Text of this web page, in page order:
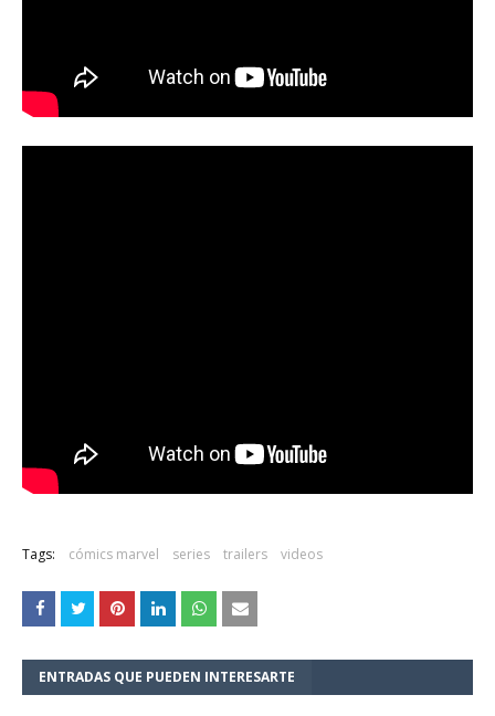
Tags: cómics marvel series trailers videos
ENTRADAS QUE PUEDEN INTERESARTE